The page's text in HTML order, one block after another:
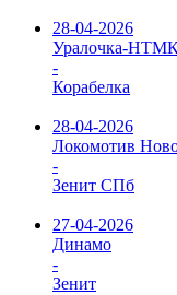
28-04-2026
Уралочка-
-
Корабелка
28-04-2026
Локомотив
-
Зенит СПб
27-04-2026
Динамо
-
Зенит